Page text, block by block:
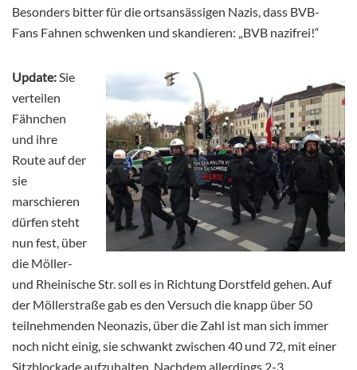
Besonders bitter für die ortsansässigen Nazis, dass BVB-
Fans Fahnen schwenken und skandieren: „BVB nazifrei!“
Update: Sie
verteilen
Fähnchen
und ihre
Route auf der
sie
marschieren
dürfen steht
nun fest, über
die Möller-
und Rheinische Str. soll es in Richtung Dorstfeld gehen. Auf
der Möllerstraße gab es den Versuch die knapp über 50
teilnehmenden Neonazis, über die Zahl ist man sich immer
noch nicht einig, sie schwankt zwischen 40 und 72, mit einer
Sitzblockade aufzuhalten. Nachdem allerdings 2-3